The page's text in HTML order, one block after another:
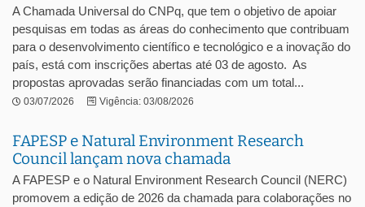
A Chamada Universal do CNPq, que tem o objetivo de apoiar
pesquisas em todas as áreas do conhecimento que contribuam
para o desenvolvimento científico e tecnológico e a inovação do
país, está com inscrições abertas até 03 de agosto. As
propostas aprovadas serão financiadas com um total...
03/07/2026 Vigência: 03/08/2026
FAPESP e Natural Environment Research
Council lançam nova chamada
A FAPESP e o Natural Environment Research Council (NERC)
promovem a edição de 2026 da chamada para colaborações no